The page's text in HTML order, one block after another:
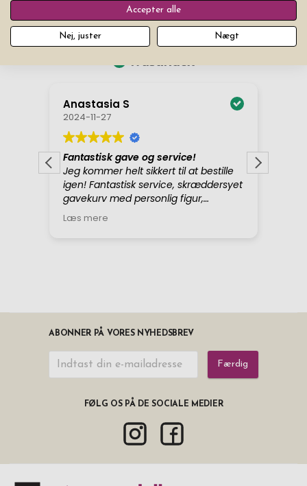
ABONNER PÅ VORES NYHEDSBREV
Færdig
FØLG OS PÅ DE SOCIALE MEDIER
Accepter alle
Nej, juster Nægt